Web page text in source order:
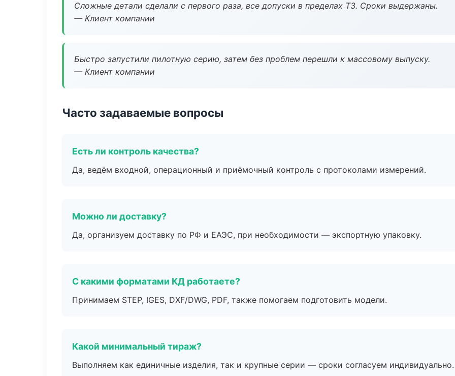
Сложные детали сделали с первого раза, все допуски в пределах ТЗ. Сроки выдержаны.
— Клиент компании
Быстро запустили пилотную серию, затем без проблем перешли к массовому выпуску.
— Клиент компании
Часто задаваемые вопросы
Есть ли контроль качества?
Да, ведём входной, операционный и приёмочный контроль с протоколами измерений.
Можно ли доставку?
Да, организуем доставку по РФ и ЕАЭС, при необходимости — экспортную упаковку.
С какими форматами КД работаете?
Принимаем STEP, IGES, DXF/DWG, PDF, также помогаем подготовить модели.
Какой минимальный тираж?
Выполняем как единичные изделия, так и крупные серии — сроки согласуем индивидуально.